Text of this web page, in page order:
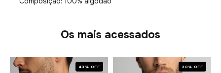
Os mais acessados
43% OFF 30% OFF